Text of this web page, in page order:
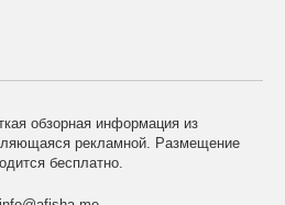
обзорная информация из
рекламной. Размещение
бесплатно.